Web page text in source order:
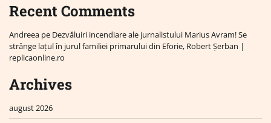
Recent Comments
Andreea pe Dezvăluiri incendiare ale jurnalistului Marius Avram! Se
strânge lațul în jurul familiei primarului din Eforie, Robert Șerban |
replicaonline.ro
Archives
august 2026